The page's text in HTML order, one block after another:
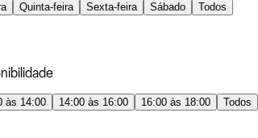
Quinta-feira Sexta-feira Sábado Todos
às 14:00 14:00 às 16:00 16:00 às 18:00 Todos